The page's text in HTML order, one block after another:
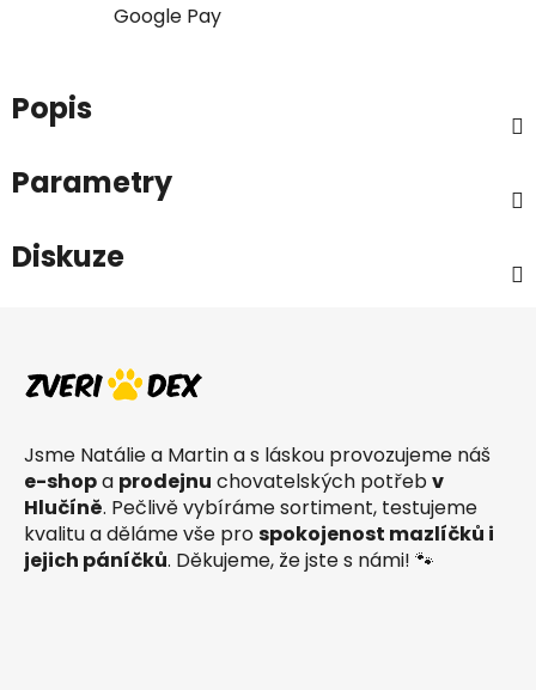
Google Pay
Popis
Parametry
Diskuze
Jsme Natálie a Martin a s láskou provozujeme náš
e-shopa prodejnu chovatelských potřebv
Hlučíně. Pečlivě vybíráme sortiment, testujeme
kvalitu a děláme vše prospokojenost mazlíčků i
jejich páníčků. Děkujeme, že jste s námi! 🐾